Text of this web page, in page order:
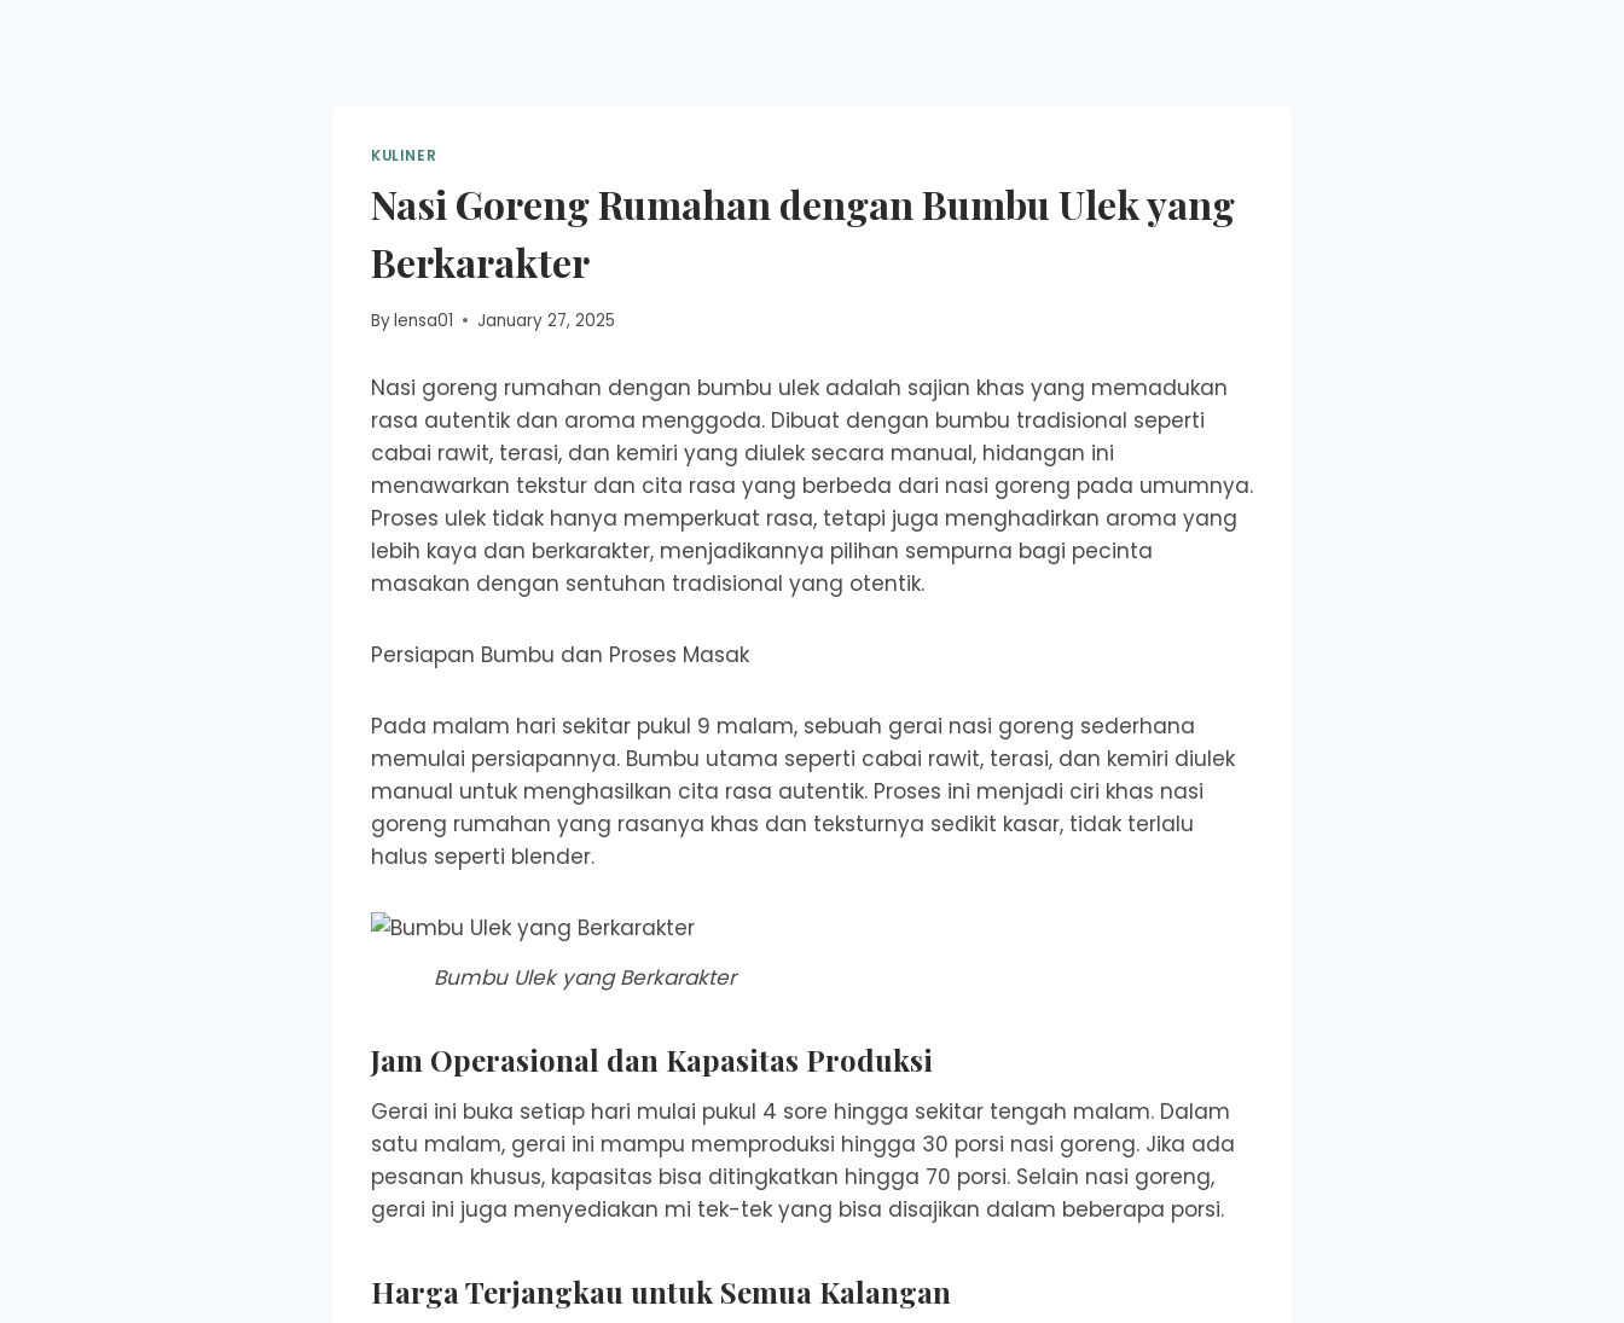
KULINER
Nasi Goreng Rumahan dengan Bumbu Ulek yang
Berkarakter
Bylensa01 January 27, 2025
Nasi goreng rumahan dengan bumbu ulek adalah sajian khas yang memadukan
rasa autentik dan aroma menggoda. Dibuat dengan bumbu tradisional seperti
cabai rawit, terasi, dan kemiri yang diulek secara manual, hidangan ini
menawarkan tekstur dan cita rasa yang berbeda dari nasi goreng pada umumnya.
Proses ulek tidak hanya memperkuat rasa, tetapi juga menghadirkan aroma yang
lebih kaya dan berkarakter, menjadikannya pilihan sempurna bagi pecinta
masakan dengan sentuhan tradisional yang otentik.
Persiapan Bumbu dan Proses Masak
Pada malam hari sekitar pukul 9 malam, sebuah gerai nasi goreng sederhana
memulai persiapannya. Bumbu utama seperti cabai rawit, terasi, dan kemiri diulek
manual untuk menghasilkan cita rasa autentik. Proses ini menjadi ciri khas nasi
goreng rumahan yang rasanya khas dan teksturnya sedikit kasar, tidak terlalu
halus seperti blender.
Bumbu Ulek yang Berkarakter
Jam Operasional dan Kapasitas Produksi
Gerai ini buka setiap hari mulai pukul 4 sore hingga sekitar tengah malam. Dalam
satu malam, gerai ini mampu memproduksi hingga 30 porsi nasi goreng. Jika ada
pesanan khusus, kapasitas bisa ditingkatkan hingga 70 porsi. Selain nasi goreng,
gerai ini juga menyediakan mi tek-tek yang bisa disajikan dalam beberapa porsi.
Harga Terjangkau untuk Semua Kalangan